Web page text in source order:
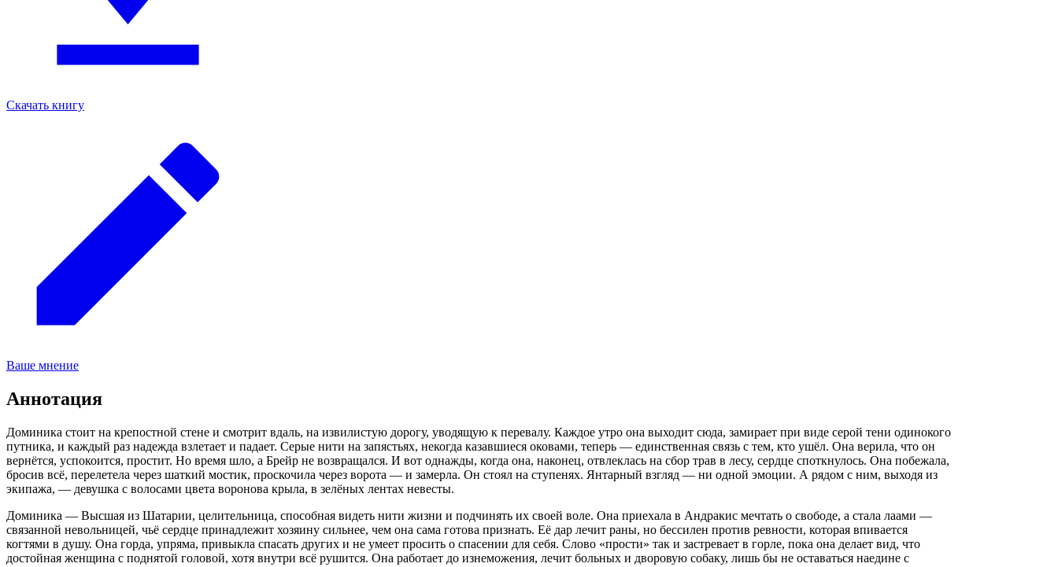
Скачать книгу
Ваше мнение
Аннотация
Доминика стоит на крепостной стене и смотрит вдаль, на извилистую дорогу, уводящую к перевалу. Каждое утро она выходит сюда, замирает при виде серой тени одинокого
путника, и каждый раз надежда взлетает и падает. Серые нити на запястьях, некогда казавшиеся оковами, теперь — единственная связь с тем, кто ушёл. Она верила, что он
вернётся, успокоится, простит. Но время шло, а Брейр не возвращался. И вот однажды, когда она, наконец, отвлеклась на сбор трав в лесу, сердце споткнулось. Она побежала,
бросив всё, перелетела через шаткий мостик, проскочила через ворота — и замерла. Он стоял на ступенях. Янтарный взгляд — ни одной эмоции. А рядом с ним, выходя из
экипажа, — девушка с волосами цвета воронова крыла, в зелёных лентах невесты.
Доминика — Высшая из Шатарии, целительница, способная видеть нити жизни и подчинять их своей воле. Она приехала в Андракис мечтать о свободе, а стала лаами —
связанной невольницей, чьё сердце принадлежит хозяину сильнее, чем она сама готова признать. Её дар лечит раны, но бессилен против ревности, которая впивается
когтями в душу. Она горда, упряма, привыкла спасать других и не умеет просить о спасении для себя. Слово «прости» так и застревает в горле, пока она делает вид, что
достойная женщина с поднятой головой, хотя внутри всё рушится. Она работает до изнеможения, лечит больных и дворовую собаку, лишь бы не оставаться наедине с